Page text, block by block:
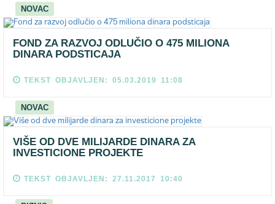
NOVAC
FOND ZA RAZVOJ ODLUČIO O 475 MILIONA
DINARA PODSTICAJA
TEKST OBJAVLJEN: 05.03.2019 11:08
NOVAC
VIŠE OD DVE MILIJARDE DINARA ZA
INVESTICIONE PROJEKTE
TEKST OBJAVLJEN: 27.11.2017 10:40